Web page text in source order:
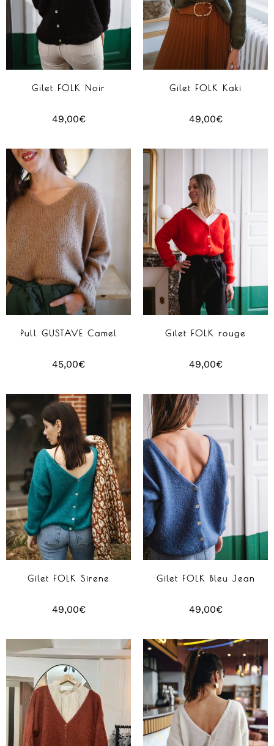
Gilet FOLK Noir
49,00€
Gilet FOLK Kaki
49,00€
Pull GUSTAVE Camel
45,00€
Gilet FOLK rouge
49,00€
Gilet FOLK Sirene
49,00€
Gilet FOLK Bleu Jean
49,00€